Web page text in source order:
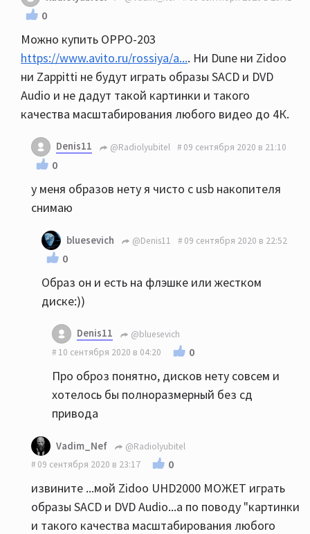
0
Можно купить ОРРО-203
https://www.avito.ru/rossiya/a.... Ни Dune ни Zidoo
ни Zappitti не будут играть образы SACD и DVD
Audio и не дадут такой картинки и такого
качества масштабирования любого видео до 4К.
Denis11 @Radiolyubitel 09 сентября 2020 в 21:10
0
у меня образов нету я чисто с usb накопителя
снимаю
bluesevich @Denis11 09 сентября 2020 в 22:52
0
Образ он и есть на флэшке или жестком
диске:))
Denis11
@bluesevich
10 сентября 2020 в 04:20
0
Про оброз понятно, дисков нету совсем и
хотелось бы полноразмерный без сд
привода
Vadim_Nef
@Radiolyubitel
09 сентября 2020 в 23:17
0
извините ...мой Zidoo UHD2000 МОЖЕТ играть
образы SACD и DVD Audio...а по поводу "картинки
и такого качества масштабирования любого